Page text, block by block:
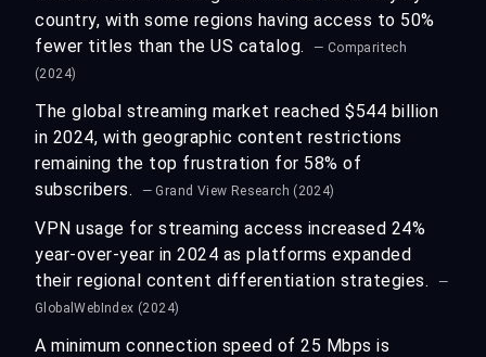
country, with some regions having access to 50%
fewer titles than the US catalog.
— Comparitech
(2024)
The global streaming market reached $544 billion
in 2024, with geographic content restrictions
remaining the top frustration for 58% of
subscribers.
— Grand View Research (2024)
VPN usage for streaming access increased 24%
year-over-year in 2024 as platforms expanded
their regional content differentiation strategies.
—
GlobalWebIndex (2024)
A minimum connection speed of 25 Mbps is